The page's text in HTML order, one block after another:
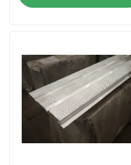
कारखाना भ्रमण
गुणवत्ता नियंत्रण